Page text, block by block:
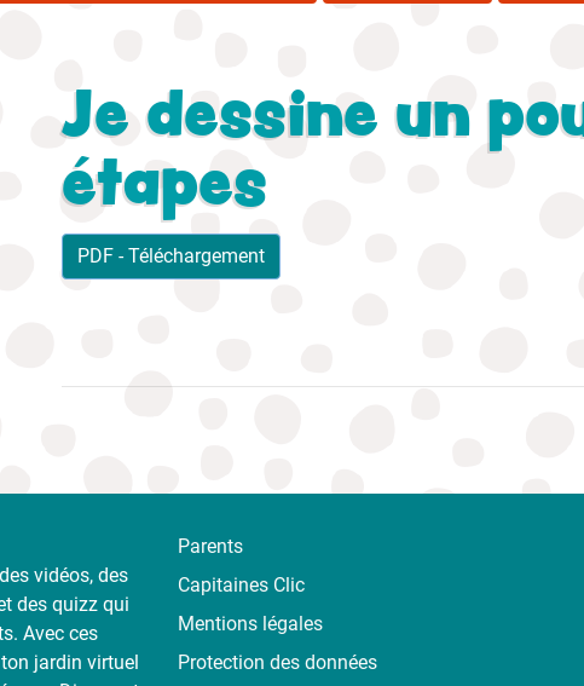
Je dessine un
étapes
PDF - Téléchargement
vidéos, des
des quizz qui
Avec ces
jardin virtuel
Parents
Capitaines Clic
Mentions légales
Protection des données